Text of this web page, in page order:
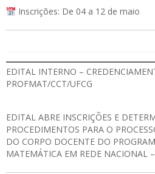
Inscrições: De 04 a 12 de maio
EDITAL INTERNO –
PROFMAT/CCT/UFCG
EDITAL ABRE INSCRIÇÕES E
PROCEDIMENTOS PARA O
DO CORPO DOCENTE DO
MATEMÁTICA EM REDE NACIONAL